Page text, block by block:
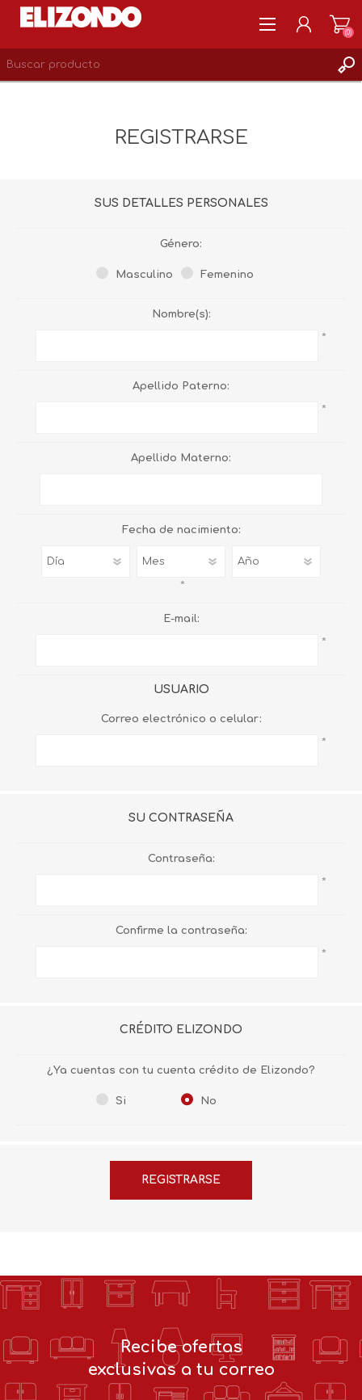
(0)
REGISTRARSE
SUS DETALLES PERSONALES
Género:
Masculino Femenino
Nombre(s):
*
Apellido Paterno:
*
Apellido Materno:
Fecha de nacimiento:
*
E-mail:
*
USUARIO
Correo electrónico o celular:
*
SU CONTRASEÑA
Contraseña:
*
Confirme la contraseña:
*
CRÉDITO ELIZONDO
¿Ya cuentas con tu cuenta crédito de Elizondo?
Si No
Recibe ofertas
exclusivas a tu correo